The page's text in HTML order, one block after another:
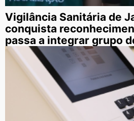
Vigilância Sanitária de
conquista
passa a integrar grupo